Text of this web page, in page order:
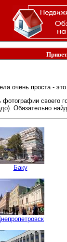
Привет
очень проста -
фотографии своего
Обязательно
Баку